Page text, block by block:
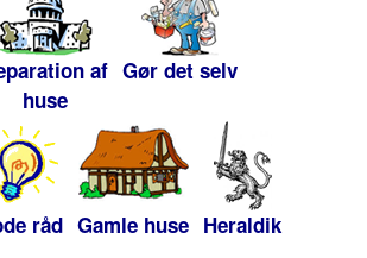
af
huse
Gør det selv
råd Gamle huse Heraldik